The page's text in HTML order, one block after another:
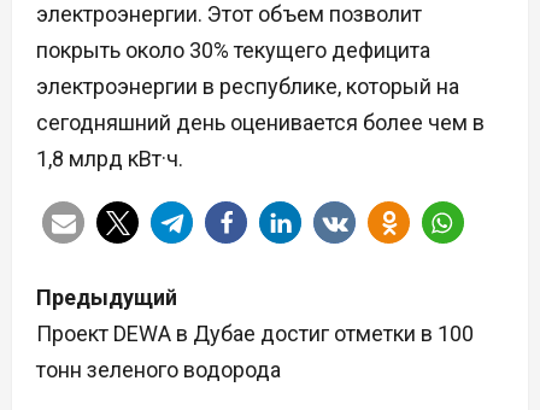
электроэнергии. Этот объем позволит
покрыть около 30% текущего дефицита
электроэнергии в республике, который на
сегодняшний день оценивается более чем в
1,8 млрд кВт·ч.
Н
а
в
Предыдущий
Проект DEWA в Дубае достиг отметки в 100
тонн зеленого водорода